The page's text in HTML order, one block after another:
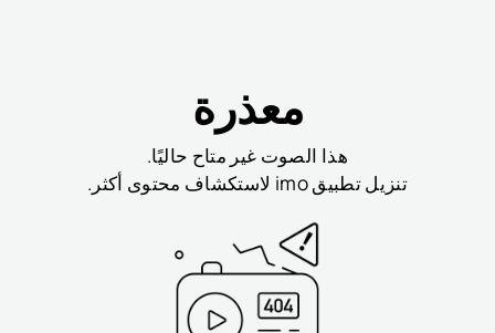
معذرة
هذا الصوت غير متاح حاليًا.
تنزيل تطبيق imo لاستكشاف محتوى أكثر.